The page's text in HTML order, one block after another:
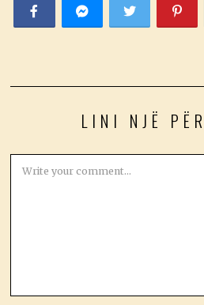
LINI NJË